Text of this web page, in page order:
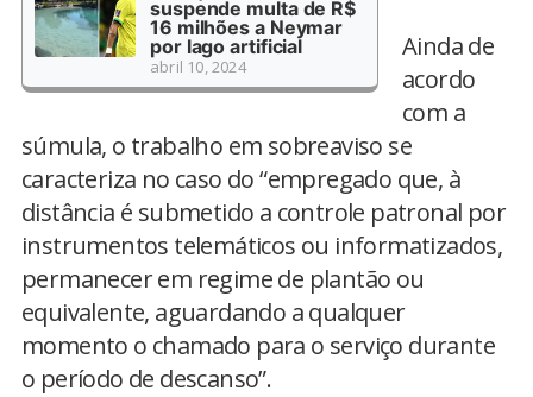
suspende multa de R$
16 milhões a Neymar
por lago artificial
abril 10, 2024
Ainda de
acordo
com a
súmula, o trabalho em sobreaviso se
caracteriza no caso do “empregado que, à
distância é submetido a controle patronal por
instrumentos telemáticos ou informatizados,
permanecer em regime de plantão ou
equivalente, aguardando a qualquer
momento o chamado para o serviço durante
o período de descanso”.